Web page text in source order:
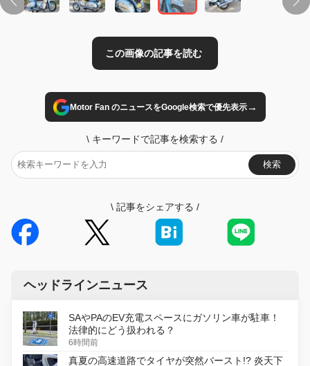
Motor Fan のニュースをGoogle検索で優先表示→
\ キーワードで記事を検索する /
検索
\ 記事をシェアする /
ヘッドラインニュース
SAやPAのEV充電スペースにガソリン車が駐車！
法律的にどう扱われる？
6時間前
真夏の高速道路でタイヤが突然バースト!? 炎天下